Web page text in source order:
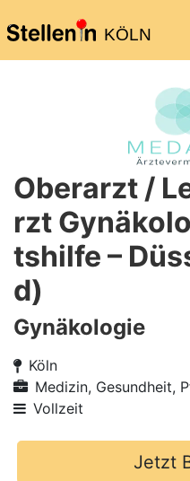
KÖLN
Oberarzt /
rzt
tshilfe –
d)
Gynäkologie
Köln
Medizin, Gesundheit,
Vollzeit
Jetzt